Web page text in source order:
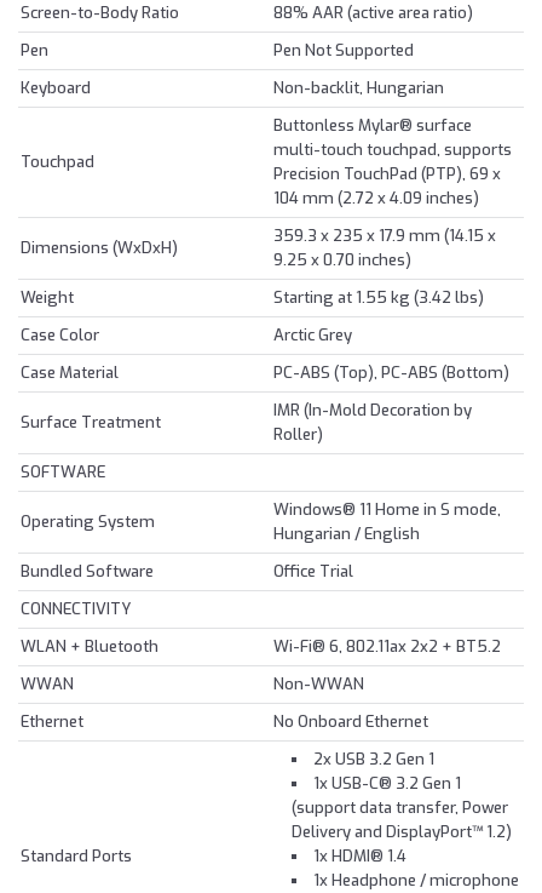
Screen-to-Body Ratio
88% AAR (active area ratio)
Pen
Pen Not Supported
Keyboard
Non-backlit, Hungarian
Touchpad
Buttonless Mylar® surface
multi-touch touchpad, supports
Precision TouchPad (PTP), 69 x
104 mm (2.72 x 4.09 inches)
Dimensions (WxDxH)
359.3 x 235 x 17.9 mm (14.15 x
9.25 x 0.70 inches)
Weight
Starting at 1.55 kg (3.42 lbs)
Case Color
Arctic Grey
Case Material
PC-ABS (Top), PC-ABS (Bottom)
Surface Treatment
IMR (In-Mold Decoration by
Roller)
SOFTWARE
Operating System
Windows® 11 Home in S mode,
Hungarian / English
Bundled Software
Office Trial
CONNECTIVITY
WLAN + Bluetooth
Wi-Fi® 6, 802.11ax 2x2 + BT5.2
WWAN
Non-WWAN
Ethernet
No Onboard Ethernet
Standard Ports
2x USB 3.2 Gen 1
1x USB-C® 3.2 Gen 1
(support data transfer, Power
Delivery and DisplayPort™ 1.2)
1x HDMI® 1.4
1x Headphone / microphone